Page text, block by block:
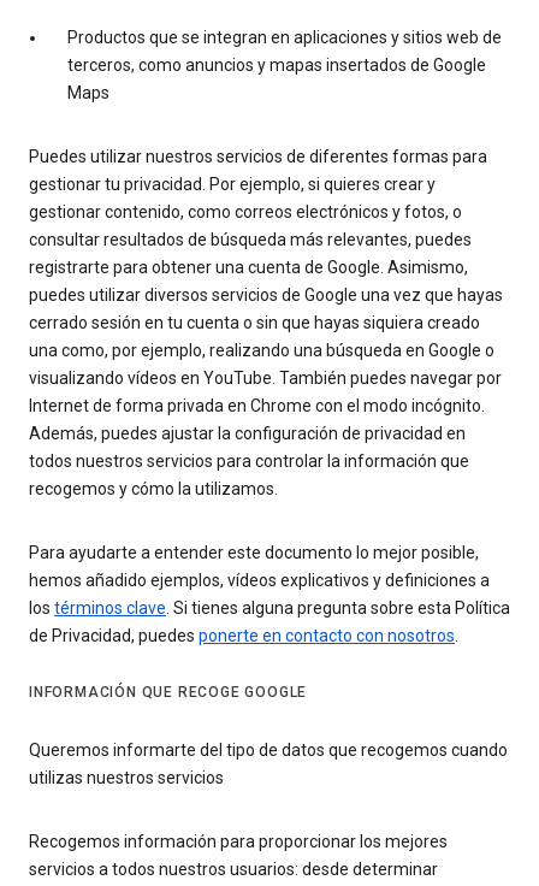
Productos que se integran en aplicaciones y sitios web de
terceros, como anuncios y mapas insertados de Google
Maps
Puedes utilizar nuestros servicios de diferentes formas para
gestionar tu privacidad. Por ejemplo, si quieres crear y
gestionar contenido, como correos electrónicos y fotos, o
consultar resultados de búsqueda más relevantes, puedes
registrarte para obtener una cuenta de Google. Asimismo,
puedes utilizar diversos servicios de Google una vez que hayas
cerrado sesión en tu cuenta o sin que hayas siquiera creado
una como, por ejemplo, realizando una búsqueda en Google o
visualizando vídeos en YouTube. También puedes navegar por
Internet de forma privada en Chrome con el modo incógnito.
Además, puedes ajustar la configuración de privacidad en
todos nuestros servicios para controlar la información que
recogemos y cómo la utilizamos.
Para ayudarte a entender este documento lo mejor posible,
hemos añadido ejemplos, vídeos explicativos y definiciones a
los términos clave. Si tienes alguna pregunta sobre esta Política
de Privacidad, puedes ponerte en contacto con nosotros.
INFORMACIÓN QUE RECOGE GOOGLE
Queremos informarte del tipo de datos que recogemos cuando
utilizas nuestros servicios
Recogemos información para proporcionar los mejores
servicios a todos nuestros usuarios: desde determinar